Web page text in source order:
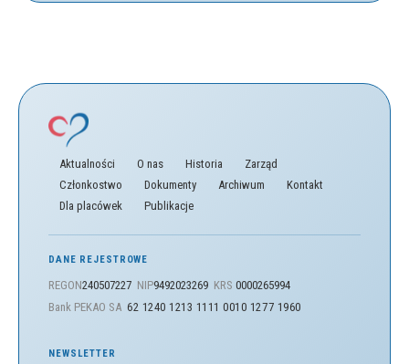
Aktualności O nas Historia
Zarząd
Członkostwo
Dokumenty Archiwum
Kontakt
Dla placówek
Publikacje
DANE REJESTROWE
REGON240507227 NIP9492023269 KRS 0000265994
Bank PEKAO SA 62 1240 1213 1111 0010 1277 1960
NEWSLETTER